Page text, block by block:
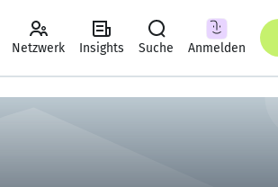
Netzwerk Insights Suche Anmelden